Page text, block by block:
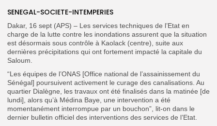
for:
Search
Button
FR
SENEGAL-SOCIETE-INTEMPERIES
Dakar, 16 sept (APS) – Les services techniques de l’Etat en
charge de la lutte contre les inondations assurent que la situation
est désormais sous contrôle à Kaolack (centre), suite aux
dernières précipitations qui ont fortement impacté la capitale du
Saloum.
“Les équipes de l’ONAS [Office national de l’assainissement du
Sénégal] poursuivent activement le curage des canalisations. Au
quartier Dialègne, les travaux ont été finalisés dans la matinée [de
lundi], alors qu’à Médina Baye, une intervention a été
momentanément interrompue par un bouchon”, lit-on dans le
dernier bulletin officiel des interventions des services de l’Etat.